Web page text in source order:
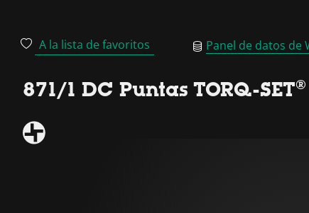
A la lista de favoritos Panel de datos de
871/1 DC Puntas TORQ-